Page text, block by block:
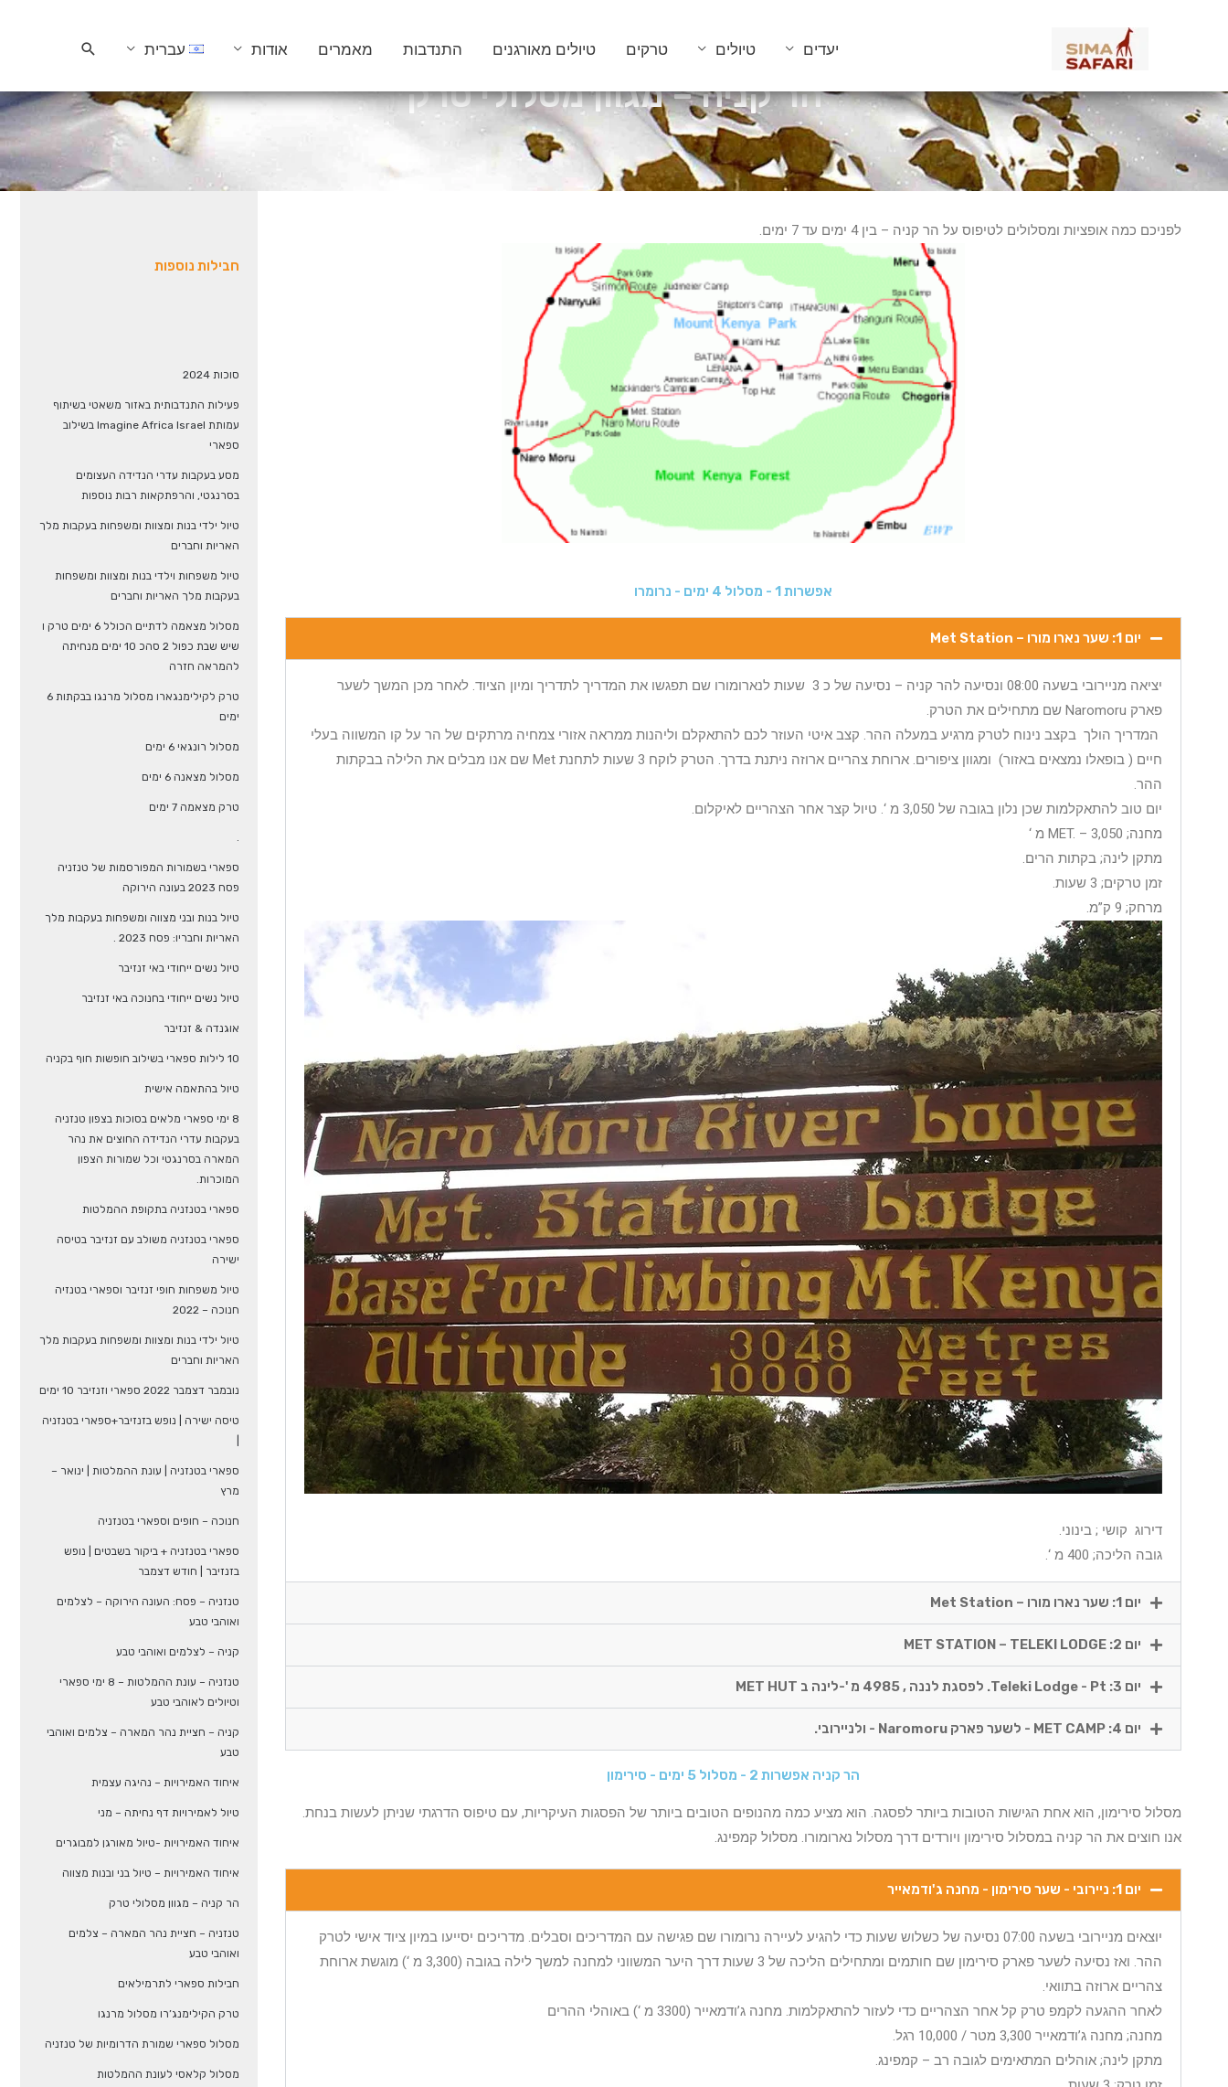
יעדים טיולים טרקים טיולים מאורגנים התנדבות מאמרים אודות עברית חיפוש
הר קניה – מגוון מסלולי טרק
לפניכם כמה אופציות ומסלולים לטיפוס על הר קניה – בין 4 ימים עד 7 ימים.
אפשרות 1 - מסלול 4 ימים - נרומרו
יום 1: שער נארו מורו – Met Station
יציאה מניירובי בשעה 08:00 ונסיעה להר קניה – נסיעה של כ 3 שעות לנארומורו שם תפגשו את המדריך לתדריך ומיון הציוד. לאחר מכן המשך לשער
פארק Naromoru שם מתחילים את הטרק.
המדריך הולך בקצב נינוח לטרק מרגיע במעלה ההר. קצב איטי העוזר לכם להתאקלם וליהנות ממראה אזורי צמחיה מרתקים של הר על קו המשווה בעלי
חיים ( בופאלו נמצאים באזור) ומגוון ציפורים. ארוחת צהריים ארוזה ניתנת בדרך. הטרק לוקח 3 שעות לתחנת Met שם אנו מבלים את הלילה בבקתות
ההר.
יום טוב להתאקלמות שכן נלון בגובה של 3,050 מ ‘. טיול קצר אחר הצהריים לאיקלום.
מחנה; MET. – 3,050 מ ‘
מתקן לינה; בקתות הרים.
זמן טרקים; 3 שעות.
מרחק; 9 ק”מ.
דירוג קושי ; בינוני.
גובה הליכה; 400 מ ‘.
יום 1: שער נארו מורו – Met Station
יום 2: MET STATION – TELEKI LODGE
יום 3: Teleki Lodge - Pt. לפסגת לננה , 4985 מ '-לינה ב MET HUT
יום 4: MET CAMP - לשער פארק Naromoru - ולניירובי.
הר קניה אפשרות 2 - מסלול 5 ימים - סירימון
מסלול סירימון, הוא אחת הגישות הטובות ביותר לפסגה. הוא מציע כמה מהנופים הטובים ביותר של הפסגות העיקריות, עם טיפוס הדרגתי שניתן לעשות בנחת.
אנו חוצים את הר קניה במסלול סירימון ויורדים דרך מסלול נארומורו. מסלול קמפינג.
יום 1: ניירובי - שער סירימון - מחנה ג'ודמאייר
יוצאים מניירובי בשעה 07:00 נסיעה של כשלוש שעות כדי להגיע לעיירה נרומורו שם פגישה עם המדריכים וסבלים. מדריכים יסייעו במיון ציוד אישי לטרק
ההר. ואז נסיעה לשער פארק סירימון שם חותמים ומתחילים הליכה של 3 שעות דרך היער המשווני למחנה למשך לילה בגובה (3,300 מ ‘) מוגשת ארוחת
צהריים ארוזה בתוואי.
לאחר ההגעה לקמפ טרק קל אחר הצהריים כדי לעזור להתאקלמות. מחנה ג’ודמאייר (3300 מ ‘) באוהלי ההרים
מחנה; מחנה ג’ודמאייר 3,300 מטר / 10,000 רגל.
מתקן לינה; אוהלים המתאימים לגובה רב – קמפינג.
חבילות נוספות
סוכות 2024
פעילות התנדבותית באזור משאטי בשיתוף
עמותת Imagine Africa Israel בשילוב
ספארי
מסע בעקבות עדרי הנדידה העצומים
בסרנגטי, והרפתקאות רבות נוספות
טיול ילדי בנות ומצוות ומשפחות בעקבות מלך
האריות וחברים
טיול משפחות וילדי בנות ומצוות ומשפחות
בעקבות מלך האריות וחברים
מסלול מצאמה לדתיים הכולל 6 ימים טרק ו
שיש שבת כפול 2 סהכ 10 ימים מנחיתה
להמראה חזרה
טרק לקילימנגארו מסלול מרנגו בבקתות 6
ימים
מסלול רונגאי 6 ימים
מסלול מצאנה 6 ימים
טרק מצאמה 7 ימים
.
ספארי בשמורות המפורסמות של טנזניה
פסח 2023 בעונה הירוקה
טיול בנות ובני מצווה ומשפחות בעקבות מלך
האריות וחבריו: פסח 2023 .
טיול נשים ייחודי באי זנזיבר
טיול נשים ייחודי בחנוכה באי זנזיבר
אוגנדה & זנזיבר
10 לילות ספארי בשילוב חופשות חוף בקניה
טיול בהתאמה אישית
8 ימי ספארי מלאים בסוכות בצפון טנזניה
בעקבות עדרי הנדידה החוצים את נהר
המארה בסרנגטי וכל שמורות הצפון
המוכרות.
ספארי בטנזניה בתקופת ההמלטות
ספארי בטנזניה משולב עם זנזיבר בטיסה
ישירה
טיול משפחות חופי זנזיבר וספארי בטנזיה
חנוכה – 2022
טיול ילדי בנות ומצוות ומשפחות בעקבות מלך
האריות וחברים
נובמבר דצמבר 2022 ספארי וזנזיבר 10 ימים
טיסה ישירה | נופש בזנזיבר+ספארי בטנזניה
ספארי בטנזניה | עונת ההמלטות | ינואר –
מרץ
חנוכה – חופים וספארי בטנזניה
ספארי בטנזניה + ביקור בשבטים | נופש
בזנזיבר | חודש דצמבר
טנזניה – פסח: העונה הירוקה – לצלמים
ואוהבי טבע
קניה – לצלמים ואוהבי טבע
טנזניה – עונת ההמלטות – 8 ימי ספארי
וטיולים לאוהבי טבע
קניה – חציית נהר המארה – צלמים ואוהבי
טבע
איחוד האמירויות – נהיגה עצמית
טיול לאמירויות דף נחיתה – מני
איחוד האמירויות -טיול מאורגן למבוגרים
איחוד האמירויות – טיול בני ובנות מצווה
הר קניה – מגוון מסלולי טרק
טנזניה – חציית נהר המארה – צלמים
ואוהבי טבע
חבילות ספארי לתרמילאים
טרק הקילימנג’רו מסלול מרנגו
מסלול ספארי שמורת הדרומיות של טנזניה
מסלול קלאסי לעונת ההמלטות